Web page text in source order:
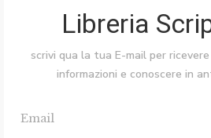
Libreria
scrivi qua la tua E-mail per
informazioni e conoscere in